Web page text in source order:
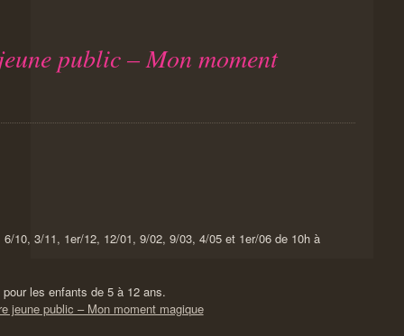
public – Mon moment
10, 3/11, 1er/12, 12/01, 9/02, 9/03, 4/05 et 1er/06 de 10h à
les enfants de 5 à 12 ans.
jeune public – Mon moment magique